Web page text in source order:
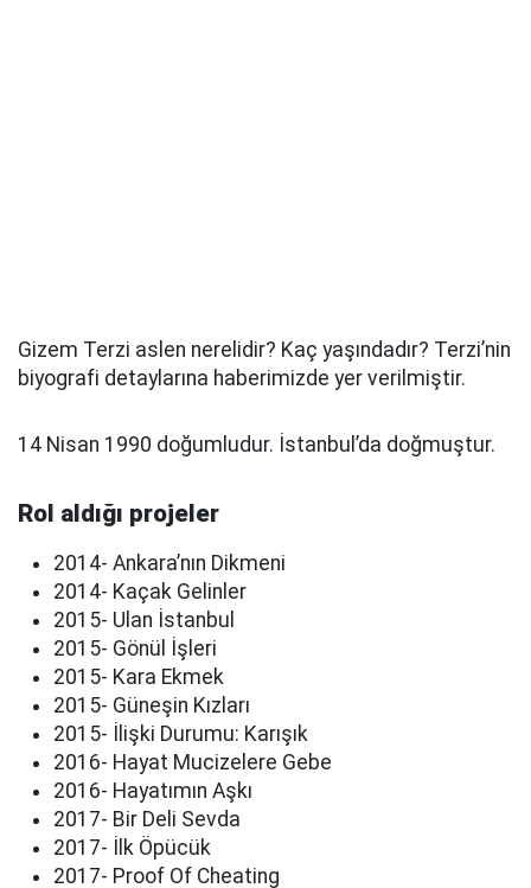
Gizem Terzi aslen nerelidir? Kaç yaşındadır? Terzi’nin
biyografi detaylarına haberimizde yer verilmiştir.
14 Nisan 1990 doğumludur. İstanbul’da doğmuştur.
Rol aldığı projeler
2014- Ankara’nın Dikmeni
2014- Kaçak Gelinler
2015- Ulan İstanbul
2015- Gönül İşleri
2015- Kara Ekmek
2015- Güneşin Kızları
2015- İlişki Durumu: Karışık
2016- Hayat Mucizelere Gebe
2016- Hayatımın Aşkı
2017- Bir Deli Sevda
2017- İlk Öpücük
2017- Proof Of Cheating